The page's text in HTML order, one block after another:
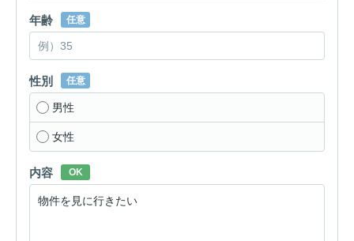
年齢 任意
性別 任意
男性
女性
内容 OK